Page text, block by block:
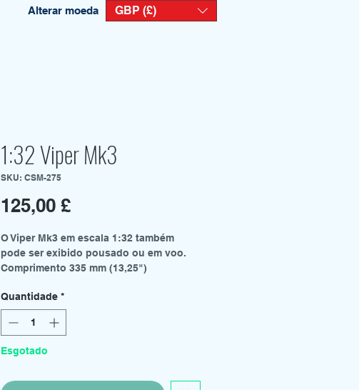
Alterar moeda GBP (£)
1:32 Viper Mk3
SKU: CSM-275
125,00 £Preço
O Viper Mk3 em escala 1:32 também
pode ser exibido pousado ou em voo.
Comprimento 335 mm (13,25")
Duas figuras
Motores limpos
Cobertura transparente
Folha de decalques
Quantidade *
Esgotado